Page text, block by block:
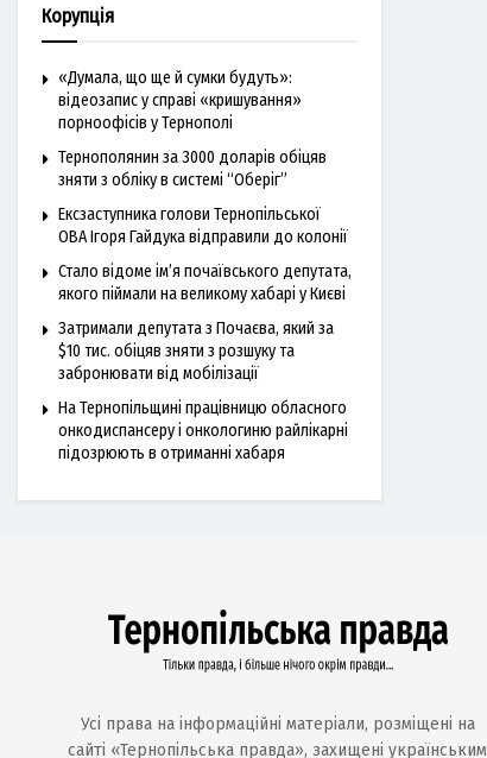
Корупція
«Думала, що ще й сумки будуть»:
відеозапис у справі «кришування»
порноофісів у Тернополі
Тернополянин за 3000 доларів обіцяв
зняти з обліку в системі “Оберіг”
Ексзаступника голови Тернопільської
ОВА Ігоря Гайдука відправили до колонії
Стало відоме ім’я почаївського депутата,
якого піймали на великому хабарі у Києві
Затримали депутата з Почаєва, який за
$10 тис. обіцяв зняти з розшуку та
забронювати від мобілізації
На Тернопільщині працівницю обласного
онкодиспансеру і онкологиню райлікарні
підозрюють в отриманні хабаря
Усі права на інформаційні матеріали, розміщені на
сайті «Тернопільська правда», захищені українським